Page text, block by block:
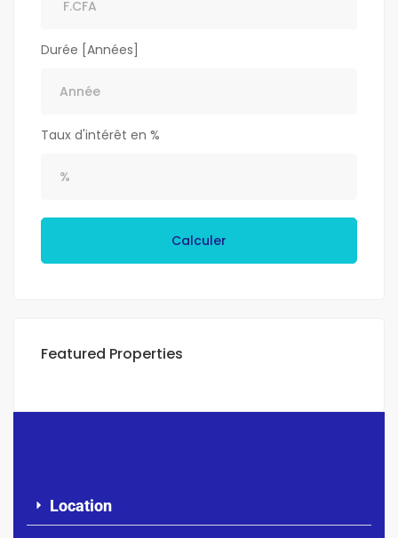
Durée [Années]
Taux d'intérêt en %
Calculer
Featured Properties
Location